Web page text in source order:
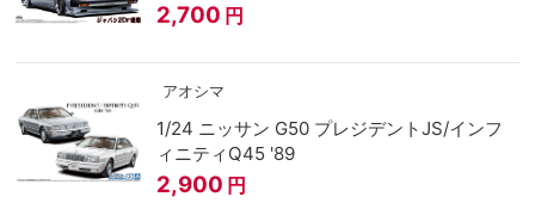
2,700 円
アオシマ
1/24 ニッサン G50 プレジデントJS/インフ
ィニティQ45 '89
2,900 円